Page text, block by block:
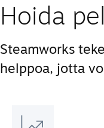
Hoida
Steamworks
helppoa, jotta